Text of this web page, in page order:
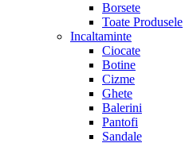
Borsete
Toate Produsele
Incaltaminte
Ciocate
Botine
Cizme
Ghete
Balerini
Pantofi
Sandale